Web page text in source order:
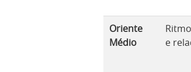
Oriente
Médio
e